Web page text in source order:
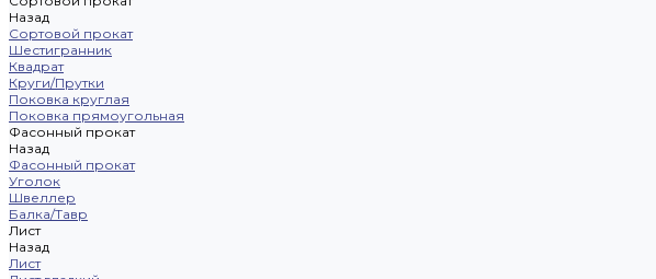
Назад
Сортовой прокат
Шестигранник
Квадрат
Круги/Прутки
Поковка круглая
Поковка прямоугольная
Фасонный прокат
Назад
Фасонный прокат
Уголок
Швеллер
Балка/Тавр
Лист
Назад
Лист